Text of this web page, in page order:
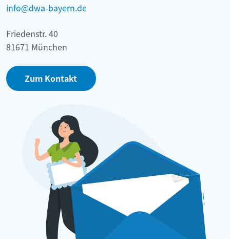
info@dwa-bayern.de
Friedenstr. 40
81671 München
Zum Kontakt